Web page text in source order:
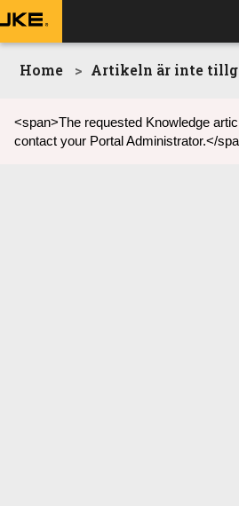
Home Artikeln är inte
<span>The requested Knowledge
contact your Portal Administrator.</